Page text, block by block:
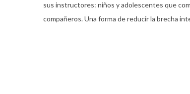
sus instructores: niños y adolescentes que
compañeros. Una forma de reducir la brecha